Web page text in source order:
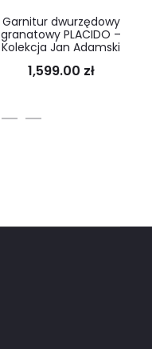
Garnitur dwurzędowy
granatowy PLACIDO –
Kolekcja Jan Adamski
1,599.00 zł